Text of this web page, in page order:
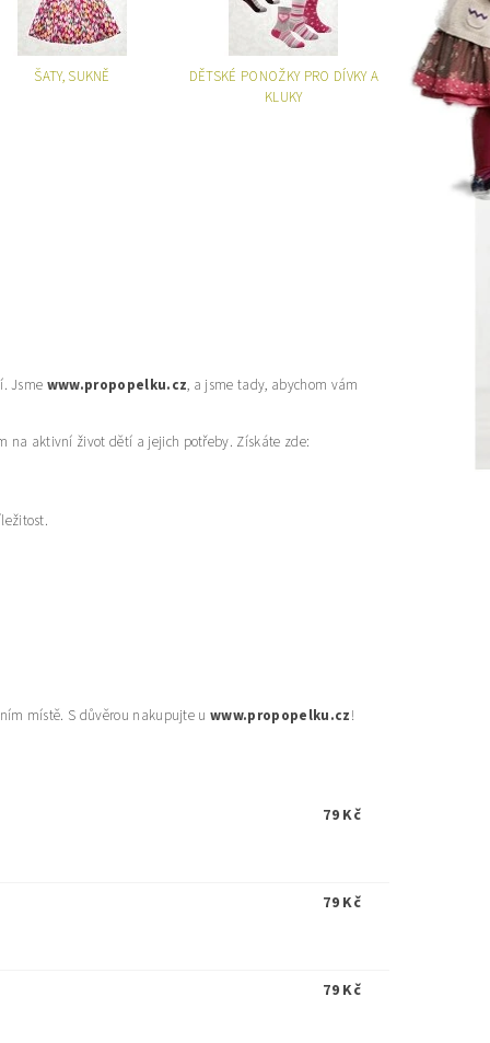
ŠATY, SUKNĚ
DĚTSKÉ PONOŽKY PRO DÍVKY A
KLUKY
Jsme www.propopelku.cz, a jsme tady, abychom vám
na aktivní život dětí a jejich potřeby. Získáte zde:
místě. S důvěrou nakupujte uwww.propopelku.cz!
79 Kč
79 Kč
79 Kč